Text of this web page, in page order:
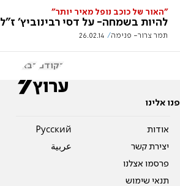
"האור של כוכב נופל מאיר יותר"
להיות בשמחה- על דסי רבינוביץ' ז"ל
תמר צרור- פנימה 26.02.14
הקודם הבא
פנו אלינו
אודות
יצירת קשר
פרסמו אצלנו
תנאי שימוש
Pусский
عربية